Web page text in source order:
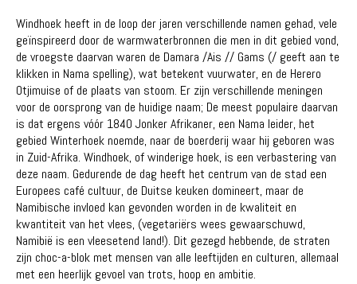
Windhoek heeft in de loop der jaren verschillende namen gehad, vele
geïnspireerd door de warmwaterbronnen die men in dit gebied vond,
de vroegste daarvan waren de Damara /Ais // Gams (/ geeft aan te
klikken in Nama spelling), wat betekent vuurwater, en de Herero
Otjimuise of de plaats van stoom. Er zijn verschillende meningen
voor de oorsprong van de huidige naam; De meest populaire daarvan
is dat ergens vóór 1840 Jonker Afrikaner, een Nama leider, het
gebied Winterhoek noemde, naar de boerderij waar hij geboren was
in Zuid-Afrika. Windhoek, of winderige hoek, is een verbastering van
deze naam. Gedurende de dag heeft het centrum van de stad een
Europees café cultuur, de Duitse keuken domineert, maar de
Namibische invloed kan gevonden worden in de kwaliteit en
kwantiteit van het vlees, (vegetariërs wees gewaarschuwd,
Namibië is een vleesetend land!). Dit gezegd hebbende, de straten
zijn choc-a-blok met mensen van alle leeftijden en culturen, allemaal
met een heerlijk gevoel van trots, hoop en ambitie.